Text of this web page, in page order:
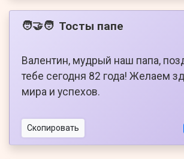
🧑‍🤝‍🧑 Тосты папе
Валентин, мудрый наш папа,
тебе сегодня 82 года! Желаем
мира и успехов.
Скопировать